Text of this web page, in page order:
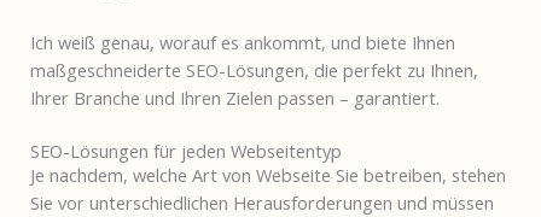
Ich weiß genau, worauf es ankommt, und biete Ihnen
maßgeschneiderte SEO-Lösungen, die perfekt zu Ihnen,
Ihrer Branche und Ihren Zielen passen – garantiert.
SEO-Lösungen für jeden Webseitentyp
Je nachdem, welche Art von Webseite Sie betreiben, stehen
Sie vor unterschiedlichen Herausforderungen und müssen